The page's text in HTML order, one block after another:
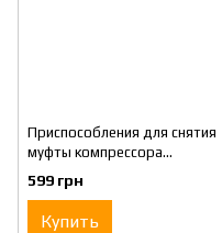
Приспособления для снятия
муфты компрессора
кондиционера JTC 16095
599 грн
Купить